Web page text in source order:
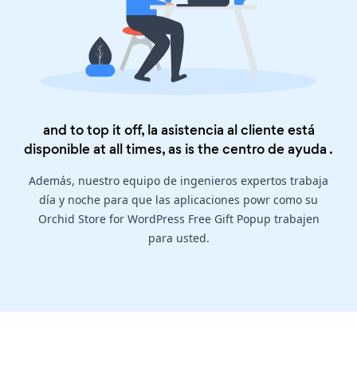
and to top it off, la asistencia al cliente está
disponible at all times, as is thecentro de ayuda .
Además, nuestro equipo de ingenieros expertos trabaja
día y noche para que las aplicaciones powr como su
Orchid Store for WordPress Free Gift Popup trabajen
para usted.